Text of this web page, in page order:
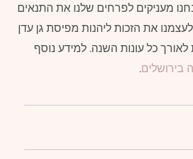
מעניקים לפרחים שלנו את התנאים
את הזכות ליהנות מפיסת גן עדן
כל עונות השנה. למידע נוסף
בירושלים.